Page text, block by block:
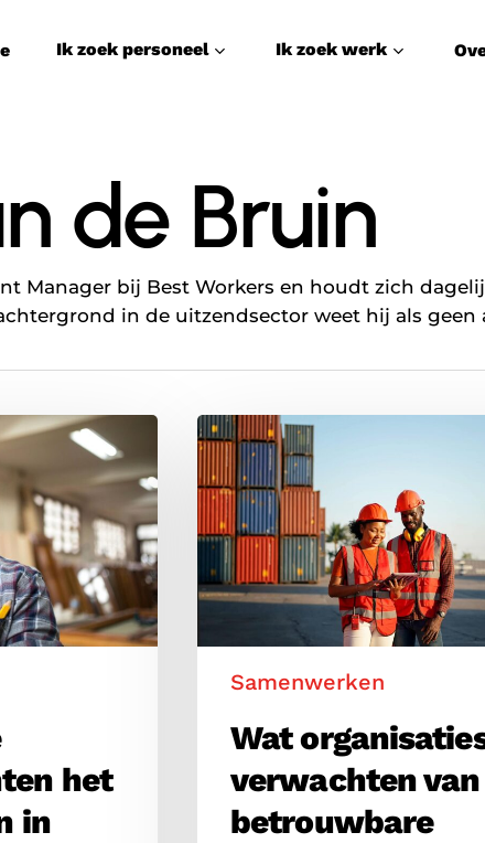
Ik zoek personeel Ik zoek werk
de Bruin
Manager bij Best Workers en houdt zich
in de uitzendsector weet hij als
het
in
Wat
organisaties
verwachten
van
een
betrouwbare
uitzendpartner
Samenwerken
Wat
verwachten van
betrouwbare